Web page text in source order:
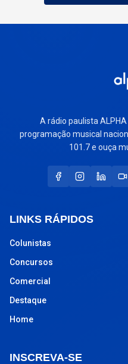
A rádio paulista
programação musical
101.7 e ouça
LINKS RÁPIDOS
Colunistas
Concursos
Comercial
Destaque
Home
INSCREVA-SE